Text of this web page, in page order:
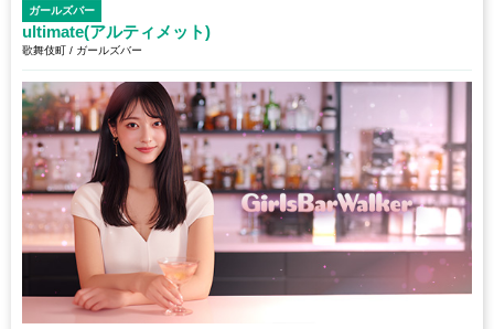
ガールズバー
ultimate(アルティメット)
歌舞伎町 / ガールズバー